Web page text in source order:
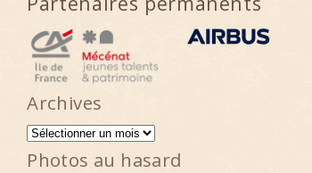
Archives
Archives
Photos au hasard